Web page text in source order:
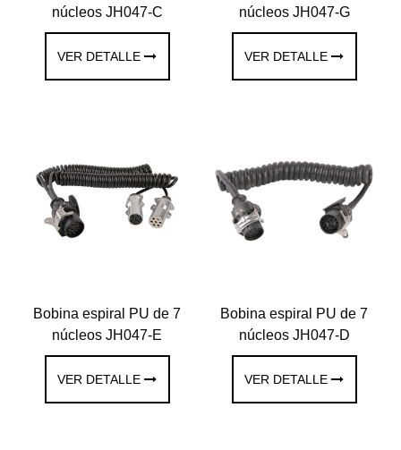
núcleos JH047-C
VER DETALLE
núcleos JH047-G
VER DETALLE
Bobina espiral PU de 7
núcleos JH047-E
VER DETALLE
Bobina espiral PU de 7
núcleos JH047-D
VER DETALLE